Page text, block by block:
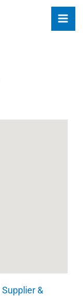
Supplier &